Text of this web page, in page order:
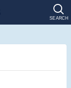
SEARCH